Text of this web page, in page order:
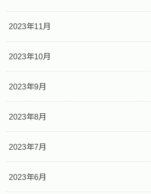
2023年11月
2023年10月
2023年9月
2023年8月
2023年7月
2023年6月